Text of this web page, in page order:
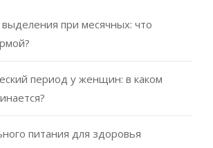
при месячных: что
период у женщин: в каком
питания для здоровья